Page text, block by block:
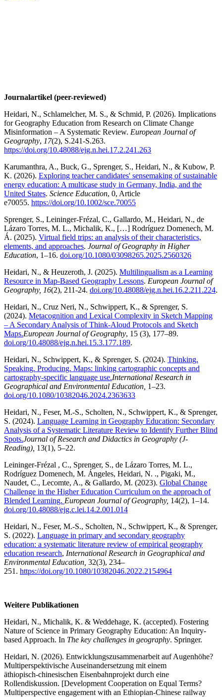
Journalartikel (peer-reviewed)
Heidari, N., Schlamelcher, M. S., & Schmid, P. (2026). Implications
for Geography Education from Research on Climate Change
Misinformation – A Systematic Review. European Journal of
Geography, 17(2), S.241-S.263.
https://doi.org/10.48088/ejg.n.hei.17.2.241.263
Karumanthra, A., Buck, G., Sprenger, S., Heidari, N., & Kubow, P.
K. (2026). Exploring teacher candidates' sensemaking of sustainable
energy education: A multicase study in Germany, India, and the
United States. Science Education, 0, Article
e70055. https://doi.org/10.1002/sce.70055
Sprenger, S., Leininger-Frézal, C., Gallardo, M., Heidari, N., de
Lázaro Torres, M. L., Michalik, K., […] Rodríguez Domenech, M.
Á. (2025). Virtual field trips: an analysis of their characteristics,
elements, and approaches. Journal of Geography in Higher
Education, 1–16. doi.org/10.1080/03098265.2025.2560326
Heidari, N., & Heuzeroth, J. (2025). Multilingualism as a Learning
Resource in Map-Based Geography Lessons. European Journal of
Geography, 16(2), 211-24. doi.org/10.48088/ejg.n.hei.16.2.211.224.
Heidari, N., Cruz Neri, N., Schwippert, K., & Sprenger, S.
(2024). Metacognition and Lexical Complexity in Sketch Mapping
– A Secondary Analysis of Think-Aloud Protocols and Sketch
Maps.European Journal of Geography, 15 (3), 177–89.
doi.org/10.48088/ejg.n.hei.15.3.177.189.
Heidari, N., Schwippert, K., & Sprenger, S. (2024). Thinking.
Speaking. Producing. Maps: linking cartographic concepts and
cartography-specific language use.International Research in
Geographical and Environmental Education, 1–23.
doi.org/10.1080/10382046.2024.2363633
Heidari, N., Feser, M.-S., Scholten, N., Schwippert, K., & Sprenger,
S. (2024). Language Learning in Geography Education: Secondary
Analysis of a Systematic Literature Review to Identify Further Blind
Spots.Journal of Research and Didactics in Geography (J-
Reading), 13(1), 5–22.
Leininger-Frézal , C., Sprenger, S., de Lázaro Torres, M. L.,
Rodríguez Domenech, M. Ángeles, Heidari, N. ., Pigaki, M.,
Naudet, C., Lecomte, A., & Gallardo, M. (2023). Global Change
Challenge in the Higher Education Curriculum on the approach of
Blended Learning. European Journal of Geography, 14(2), 1–14.
doi.org/10.48088/ejg.c.lei.14.2.001.014
Heidari, N., Feser, M.-S., Scholten, N., Schwippert, K., & Sprenger,
S. (2022). Language in primary and secondary geography
education: a systematic literature review of empirical geography
education research, International Research in Geographical and
Environmental Education, 32(3), 234–
251. https://doi.org/10.1080/10382046.2022.2154964
Weitere Publikationen
Heidari, N., Michalik, K. & Weddehage, K. (accepted). Fostering
Nature of Science in Primary Geography Education: An Inquiry-
based Approach. In The key challenges in geography. Springer.
Heidari, N. (2026). Entwicklungszusammenarbeit auf Augenhöhe?
Multiperspektivische Auseinandersetzung mit einem
äthiopisch‑chinesischen Eisenbahnprojekt durch eine
Rollendiskussion. [Development Cooperation on Equal Terms?
Multiperspective engagement with an Ethiopian-Chinese railway